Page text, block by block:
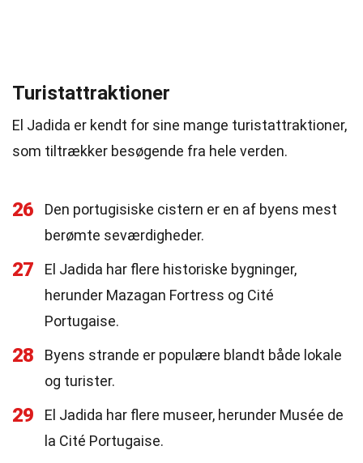
Turistattraktioner
El Jadida er kendt for sine mange turistattraktioner,
som tiltrækker besøgende fra hele verden.
26
Den portugisiske cistern er en af byens mest
berømte seværdigheder.
27
El Jadida har flere historiske bygninger,
herunder Mazagan Fortress og Cité
Portugaise.
28
Byens strande er populære blandt både lokale
og turister.
29
El Jadida har flere museer, herunder Musée de
la Cité Portugaise.